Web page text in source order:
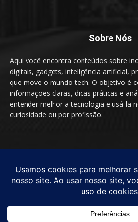
Sobre Nós
Aqui você encontra conteúdos sobre
digitais, gadgets, inteligência artificial,
que move o mundo tech. O objetivo é
informações claras, dicas práticas e
entender melhor a tecnologia e usá-la
curiosidade ou por profissão.